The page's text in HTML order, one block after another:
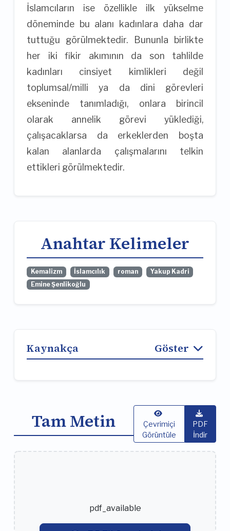
İslamcıların ise özellikle ilk yükselme
döneminde bu alanı kadınlara daha dar
tuttuğu görülmektedir. Bununla birlikte
her iki fikir akımının da son tahlilde
kadınları cinsiyet kimlikleri değil
toplumsal/milli ya da dini görevleri
ekseninde tanımladığı, onlara birincil
olarak annelik görevi yüklediği,
çalışacaklarsa da erkeklerden boşta
kalan alanlarda çalışmalarını telkin
ettikleri görülmektedir.
Anahtar Kelimeler
Kemalizm İslamcılık roman
Yakup Kadri
Emine Şenlikoğlu
Kaynakça Göster
Tam Metin
Çevrimiçi
Görüntüle
PDF
İndir
pdf_available